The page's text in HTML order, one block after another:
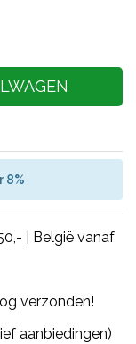
8%
| België vanaf
verzonden!
aanbiedingen)